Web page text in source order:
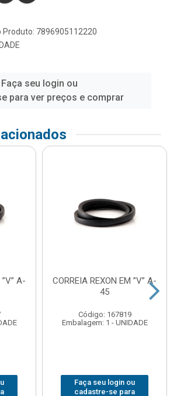
Produto: 7896905112220
Faça seu login ou
para ver preços e comprar
A-
CORREIA REXON EM ”V” A-
45
Código: 167819
Embalagem: 1 - UNIDADE
Faça seu login ou
cadastre-se para